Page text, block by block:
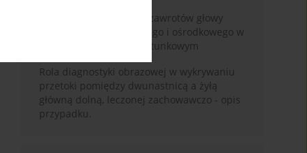
Diagnostyka różnicowa zawrotów głowy
pochodzenia obwodowego i ośrodkowego w
Szpitalnym Oddziale Ratunkowym
Rola diagnostyki obrazowej w wykrywaniu
przetoki pomiędzy dwunastnicą a żyłą
główną dolną, leczonej zachowawczo - opis
przypadku.